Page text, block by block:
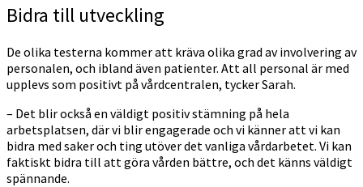
Bidra till utveckling
De olika testerna kommer att kräva olika grad av involvering av
personalen, och ibland även patienter. Att all personal är med
upplevs som positivt på vårdcentralen, tycker Sarah.
– Det blir också en väldigt positiv stämning på hela
arbetsplatsen, där vi blir engagerade och vi känner att vi kan
bidra med saker och ting utöver det vanliga vårdarbetet. Vi kan
faktiskt bidra till att göra vården bättre, och det känns väldigt
spännande.